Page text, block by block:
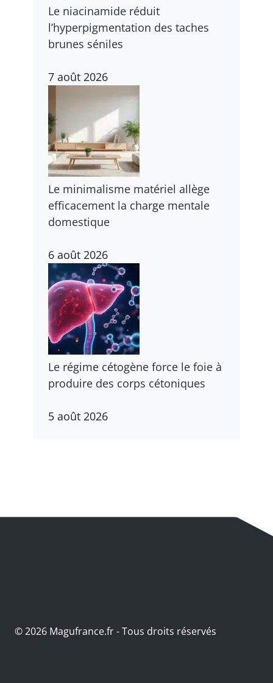
Le niacinamide réduit
l’hyperpigmentation des taches
brunes séniles
7 août 2026
Le minimalisme matériel allège
efficacement la charge mentale
domestique
6 août 2026
Le régime cétogène force le foie à
produire des corps cétoniques
5 août 2026
© 2026 Magufrance.fr - Tous droits réservés